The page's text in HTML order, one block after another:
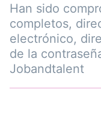
Han sido
completos,
electrónico,
de la
Jobandtalent